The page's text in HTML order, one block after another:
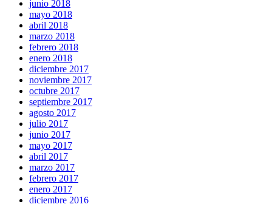
junio 2018
mayo 2018
abril 2018
marzo 2018
febrero 2018
enero 2018
diciembre 2017
noviembre 2017
octubre 2017
septiembre 2017
agosto 2017
julio 2017
junio 2017
mayo 2017
abril 2017
marzo 2017
febrero 2017
enero 2017
diciembre 2016